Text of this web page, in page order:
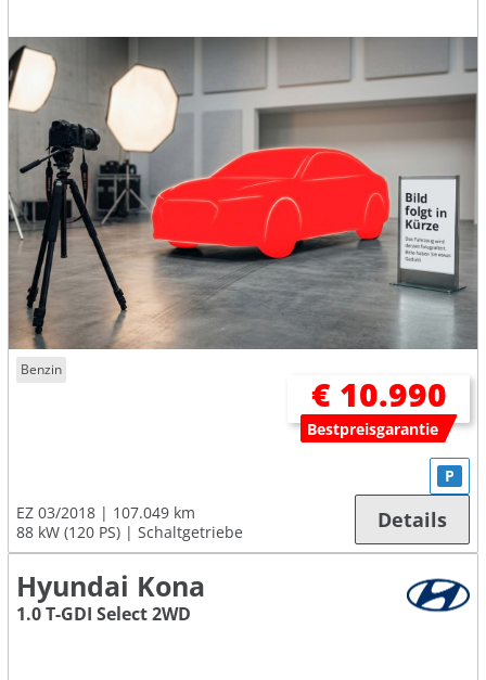
Benzin
€ 10.990
Bestpreisgarantie
EZ 03/2018
107.049 km
88 kW (120 PS)
Schaltgetriebe
P
Details
Hyundai Kona
1.0 T-GDI Select 2WD